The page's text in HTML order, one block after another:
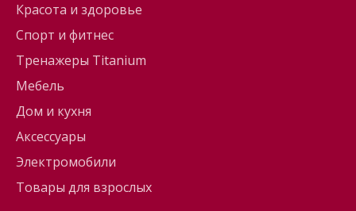
Красота и здоровье
Спорт и фитнес
Тренажеры Titanium
Мебель
Дом и кухня
Аксессуары
Электромобили
Товары для взрослых